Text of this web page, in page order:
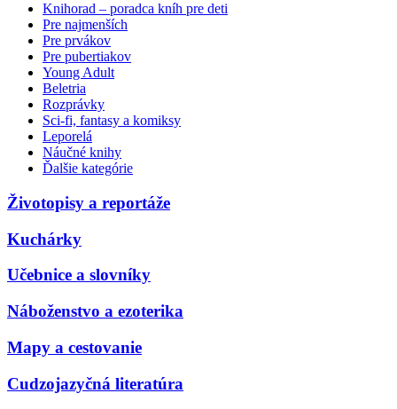
Knihorad – poradca kníh pre deti
Pre najmenších
Pre prvákov
Pre pubertiakov
Young Adult
Beletria
Rozprávky
Sci-fi, fantasy a komiksy
Leporelá
Náučné knihy
Ďalšie kategórie
Životopisy a reportáže
Kuchárky
Učebnice a slovníky
Náboženstvo a ezoterika
Mapy a cestovanie
Cudzojazyčná literatúra